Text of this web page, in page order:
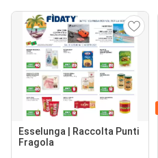
Esselunga | Raccolta Punti
Fragola